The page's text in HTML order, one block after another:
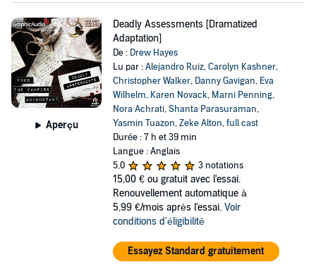
Aperçu
Deadly Assessments [Dramatized
Adaptation]
De : Drew Hayes
Lu par :Alejandro Ruiz,Carolyn Kashner,
Christopher Walker, Danny Gavigan, Eva
Wilhelm, Karen Novack, Marni Penning,
Nora Achrati,Shanta Parasuraman,
Yasmin Tuazon,Zeke Alton,full cast
Durée : 7 h et 39 min
Langue : Anglais
5,0
3 notations
15,00 € ou gratuit avec l'essai.
Renouvellement automatique à
5,99 €/mois après l'essai. Voir
conditions d'éligibilité
Essayez Standard gratuitement